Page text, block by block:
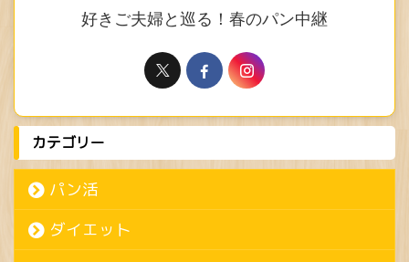
好きご夫婦と巡る！春のパン中継
カテゴリー
パン活
ダイエット